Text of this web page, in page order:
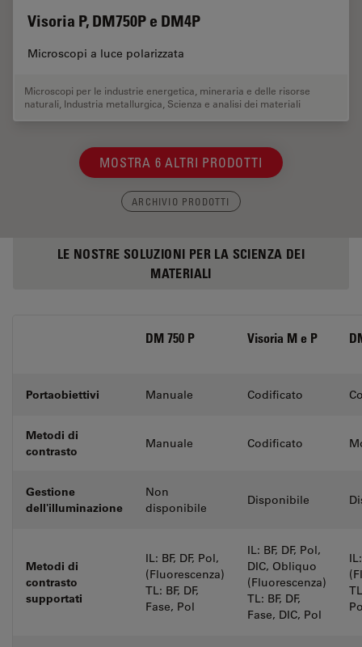
Visoria P, DM750P e DM4P
Microscopi a luce polarizzata
Microscopi per le industrie energetica, mineraria e delle risorse
naturali Industria metallurgica Scienza e analisi dei materiali
MOSTRA 6 ALTRI PRODOTTI
ARCHIVIO PRODOTTI
LE NOSTRE SOLUZIONI PER LA SCIENZA DEI
MATERIALI
DM 750 P Visoria M e P
Portaobiettivi Manuale Codificato
Metodi di
contrasto
Manuale Codificato
Gestione
dell'illuminazione
Non
disponibile
Disponibile
Metodi di
contrasto
supportati
IL: BF, DF, Pol,
(Fluorescenza)
TL: BF, DF,
Fase, Pol
IL: BF, DF, Pol,
DIC, Obliquo
(Fluorescenza)
TL: BF, DF,
Fase, DIC, Pol